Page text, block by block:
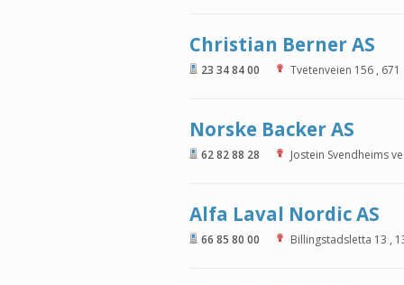
Christian Berner AS
23 34 84 00 Tvetenveien 156 , 671
Norske Backer AS
62 82 88 28 Jostein Svendheims
Alfa Laval Nordic AS
66 85 80 00 Billingstadsletta 13 ,